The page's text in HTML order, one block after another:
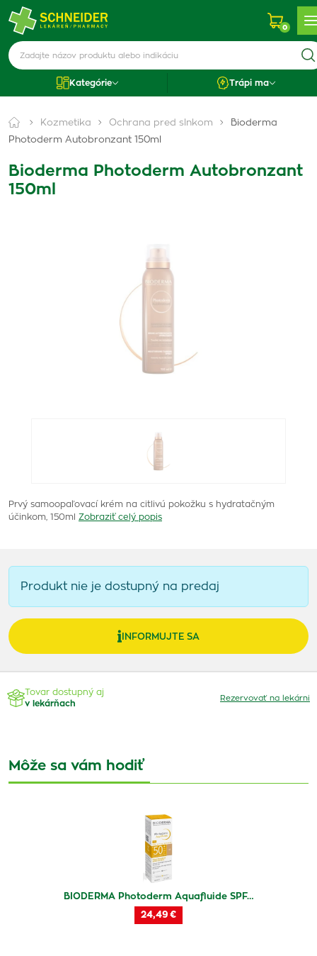
0
Kategórie Trápi ma
Kozmetika Ochrana pred slnkom
Bioderma
Photoderm Autobronzant 150ml
Bioderma Photoderm Autobronzant
150ml
Prvý samoopaľovací krém na citlivú pokožku s hydratačným
účinkom, 150ml
Zobraziť celý popis
Produkt nie je dostupný na predaj
INFORMUJTE SA
Tovar dostupný aj
v lekárňach
Rezervovať na lekárni
Môže sa vám hodiť
BIODERMA Photoderm Aquafluide SPF…
24,49 €